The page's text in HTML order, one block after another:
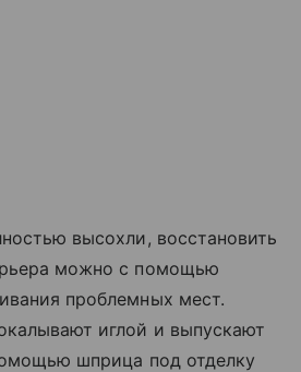
высохли, восстановить
можно с помощью
проблемных мест.
иглой и выпускают
шприца под отделку